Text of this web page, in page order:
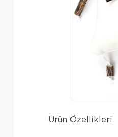
Ürün Özellikleri